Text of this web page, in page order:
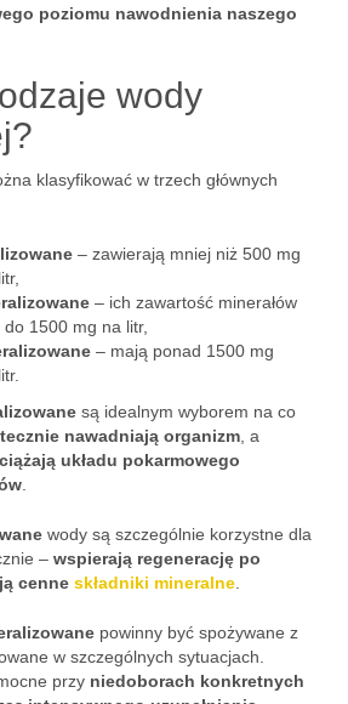
poziomu nawodnienia naszego
wody
klasyfikować w trzech głównych
– zawierają mniej niż 500 mg
– ich zawartość minerałów
1500 mg na litr,
– mają ponad 1500 mg
są idealnym wyborem na co
nawadniają organizm , a
układu pokarmowego
wody są szczególnie korzystne dla
– wspierają regenerację po
cenne składniki mineralne
powinny być spożywane z
w szczególnych sytuacjach.
przy niedoborach konkretnych